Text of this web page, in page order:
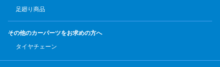
足廻り商品
その他のカーパーツをお求めの方へ
タイヤチェーン